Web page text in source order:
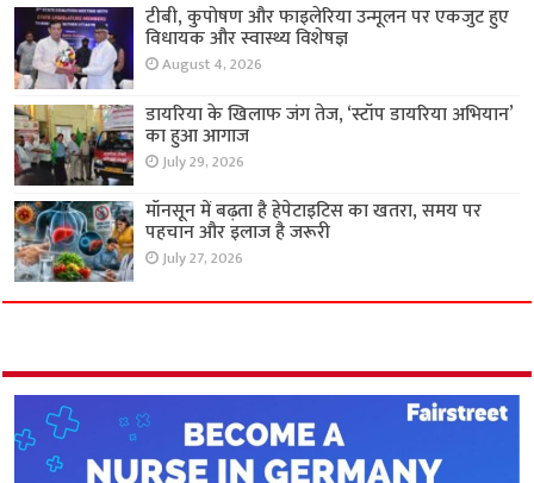
टीबी, कुपोषण और फाइलेरिया उन्मूलन पर एकजुट हुए
विधायक और स्वास्थ्य विशेषज्ञ
August 4, 2026
डायरिया के खिलाफ जंग तेज, ‘स्टॉप डायरिया अभियान’
का हुआ आगाज
July 29, 2026
मॉनसून में बढ़ता है हेपेटाइटिस का खतरा, समय पर
पहचान और इलाज है जरूरी
July 27, 2026